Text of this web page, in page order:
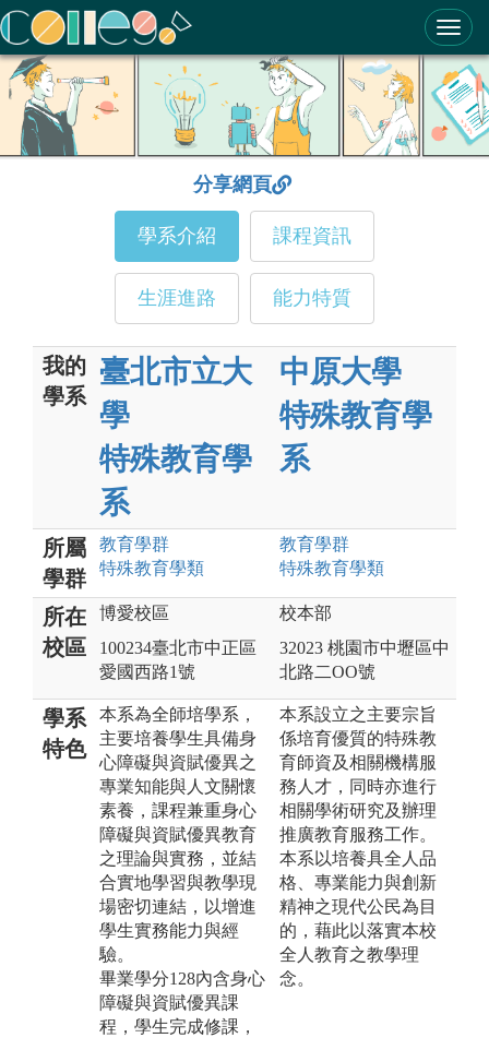
ColleGo! 大學選才與高中育才輔助系統
分享網頁
學系介紹 課程資訊
生涯進路 能力特質
我的
學系
臺北市立大
學
特殊教育學
系
中原大學
特殊教育學
系
所屬
學群
教育學群
特殊教育學類
教育學群
特殊教育學類
所在
校區
博愛校區
100234臺北市中正區
愛國西路1號
校本部
32023 桃園市中壢區中
北路二OO號
學系
特色
本系為全師培學系，
主要培養學生具備身
心障礙與資賦優異之
專業知能與人文關懷
素養，課程兼重身心
障礙與資賦優異教育
之理論與實務，並結
合實地學習與教學現
場密切連結，以增進
學生實務能力與經
驗。
畢業學分128內含身心
障礙與資賦優異課
程，學生完成修課，
本系設立之主要宗旨
係培育優質的特殊教
育師資及相關機構服
務人才，同時亦進行
相關學術研究及辦理
推廣教育服務工作。
本系以培養具全人品
格、專業能力與創新
精神之現代公民為目
的，藉此以落實本校
全人教育之教學理
念。